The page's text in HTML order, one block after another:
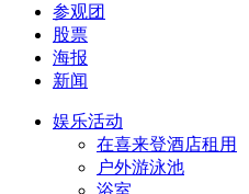
参观团
股票
海报
新闻
娱乐活动
在喜来登酒店租用
户外游泳池
浴室